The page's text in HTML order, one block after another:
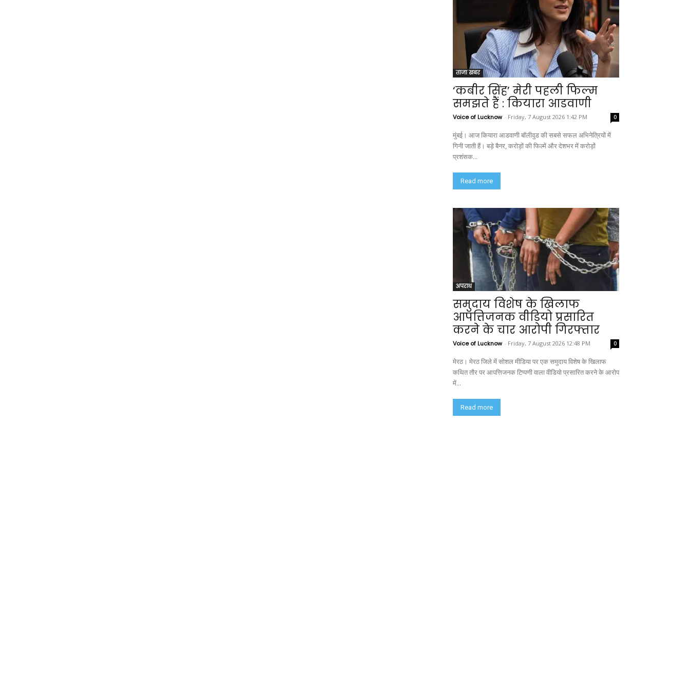
ताजा खबर
‘कबीर सिंह’ मेरी पहली फिल्म
समझते हैं : कियारा आडवाणी
Voice of Lucknow - Friday, 7 August 2026 1:42 PM 0
मुंबई। आज कियारा आडवाणी बॉलीवुड की सबसे सफल अभिनेत्रियों में
गिनी जाती हैं। बड़े बैनर, करोड़ों की फिल्में और देशभर में करोड़ों
प्रशंसक...
Read more
अपराध
समुदाय विशेष के खिलाफ
आपत्तिजनक वीडियो प्रसारित
करने के चार आरोपी गिरफ्तार
Voice of Lucknow - Friday, 7 August 2026 12:48 PM 0
मेरठ। मेरठ जिले में सोशल मीडिया पर एक समुदाय विशेष के खिलाफ
कथित तौर पर आपत्तिजनक टिप्पणी वाला वीडियो प्रसारित करने के आरोप
में...
Read more